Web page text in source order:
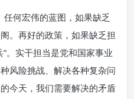
任何宏伟的蓝图，如果缺乏
。再好的政策，如果缺乏担
。实干担当是党和国家事业
风险挑战、解决各种复杂问
今天，我们需要解决的矛盾